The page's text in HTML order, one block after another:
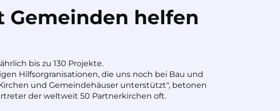
Gemeinden helfen
bis zu 130 Projekte.
Hilfsorgranisationen, die uns noch bei Bau und
und Gemeindehäuser unterstützt", betonen
der weltweit 50 Partnerkirchen oft.